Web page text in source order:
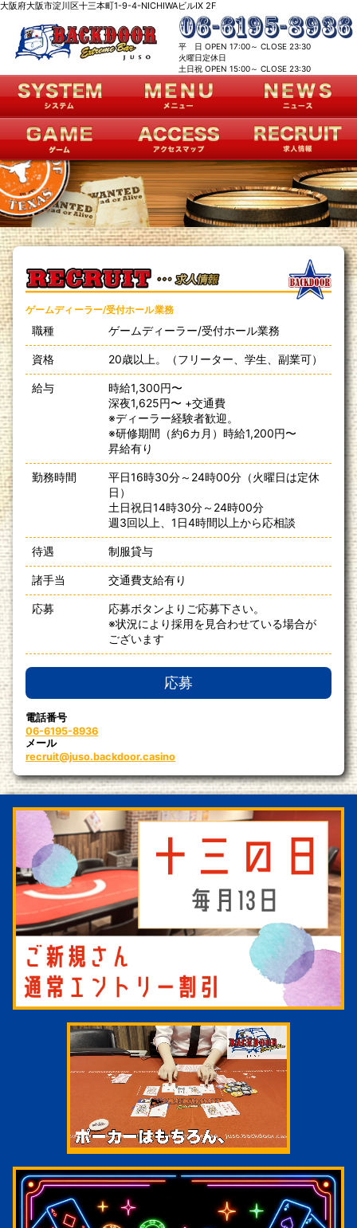
大阪府大阪市淀川区十三本町1-9-4-NICHIWAビルⅨ 2F
平 日 OPEN 17:00～ CLOSE 23:30
火曜日定休日
土日祝 OPEN 15:00～ CLOSE 23:30
ゲームディーラー/受付ホール業務
職種 ゲームディーラー/受付ホール業務
資格 20歳以上。（フリーター、学生、副業可）
給与
時給1,300円〜
深夜1,625円〜 +交通費
※ディーラー経験者歓迎。
※研修期間（約6カ月）時給1,200円〜
昇給有り
勤務時間
平日16時30分～24時00分（火曜日は定休
日）
土日祝日14時30分～24時00分
週3回以上、1日4時間以上から応相談
待遇 制服貸与
諸手当 交通費支給有り
応募
応募ボタンよりご応募下さい。
※状況により採用を見合わせている場合が
ございます
応募
電話番号
06-6195-8936
メール
recruit@juso.backdoor.casino